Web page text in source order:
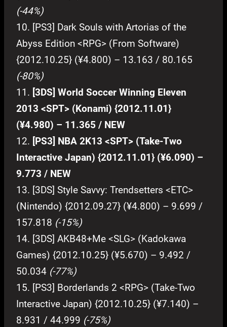
(-44%)
10. [PS3] Dark Souls with Artorias of the
Abyss Edition <RPG> (From Software)
{2012.10.25} (¥4.800) – 13.163 / 80.165
(-80%)
11. [3DS] World Soccer Winning Eleven
2013 <SPT> (Konami) {2012.11.01}
(¥4.980) – 11.365 / NEW
12. [PS3] NBA 2K13 <SPT> (Take-Two
Interactive Japan) {2012.11.01} (¥6.090) –
9.773 / NEW
13. [3DS] Style Savvy: Trendsetters <ETC>
(Nintendo) {2012.09.27} (¥4.800) – 9.699 /
157.818 (-15%)
14. [3DS] AKB48+Me <SLG> (Kadokawa
Games) {2012.10.25} (¥5.670) – 9.492 /
50.034 (-77%)
15. [PS3] Borderlands 2 <RPG> (Take-Two
Interactive Japan) {2012.10.25} (¥7.140) –
8.931 / 44.999 (-75%)